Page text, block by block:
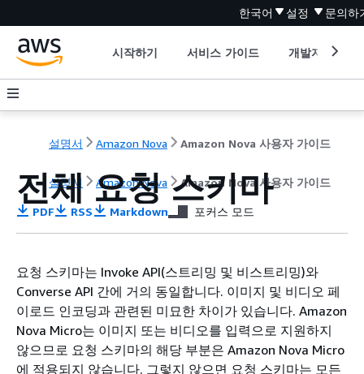
한국어 설정 문의하
시작하기 서비스 가이드 개발자 도구
설명서 Amazon Nova Amazon Nova 사용자 가이드
설명서 Amazon Nova Amazon Nova 사용자 가이드
전체 요청 스키마
PDF RSS Markdown 포커스 모드
요청 스키마는 Invoke API(스트리밍 및 비스트리밍)와
Converse API 간에 거의 동일합니다. 이미지 및 비디오 페
이로드 인코딩과 관련된 미묘한 차이가 있습니다. Amazon
Nova Micro는 이미지 또는 비디오를 입력으로 지원하지
않으므로 요청 스키마의 해당 부분은 Amazon Nova Micro
에 적용되지 않습니다. 그렇지 않으면 요청 스키마는 모든